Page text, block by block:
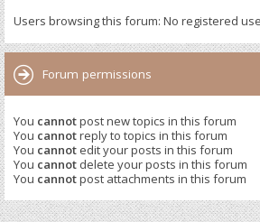
Users browsing this forum: No registered
Forum permissions
You cannotpost new topics in this forum
You cannotreply to topics in this forum
You cannot edit your posts in this forum
You cannot delete your posts in this forum
You cannotpost attachments in this forum